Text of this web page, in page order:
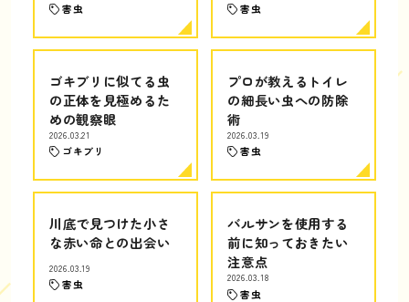
害虫 害虫
ゴキブリに似てる虫
の正体を見極めるた
めの観察眼
2026.03.21
ゴキブリ
プロが教えるトイレ
の細長い虫への防除
術
2026.03.19
害虫
川底で見つけた小さ
な赤い命との出会い
2026.03.19
害虫
バルサンを使用する
前に知っておきたい
注意点
2026.03.18
害虫